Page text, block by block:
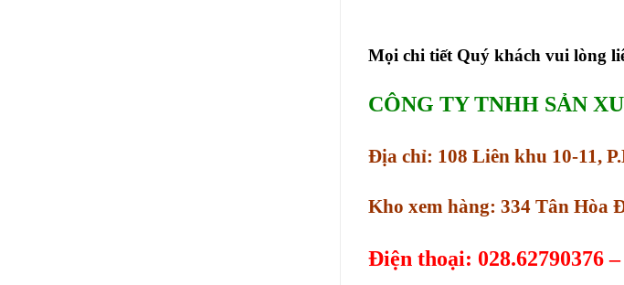
Mọi chi tiết Quý khách vui lòng
CÔNG TY TNHH SẢN
Địa chỉ: 108 Liên khu 10-11,
Kho xem hàng: 334 Tân Hòa
Điện thoại: 028.62790376